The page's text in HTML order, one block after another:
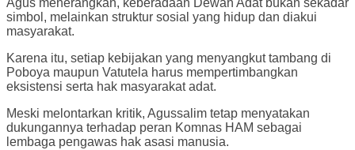
Agus menerangkan, keberadaan Dewan Adat bukan sekadar
simbol, melainkan struktur sosial yang hidup dan diakui
masyarakat.
Karena itu, setiap kebijakan yang menyangkut tambang di
Poboya maupun Vatutela harus mempertimbangkan
eksistensi serta hak masyarakat adat.
Meski melontarkan kritik, Agussalim tetap menyatakan
dukungannya terhadap peran Komnas HAM sebagai
lembaga pengawas hak asasi manusia.